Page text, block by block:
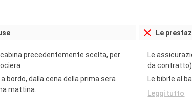
precedentemente scelta, per
bordo, dalla cena della prima sera
mattina.
Le
Le
da contratto)
Le bibite al
Leggi tutto